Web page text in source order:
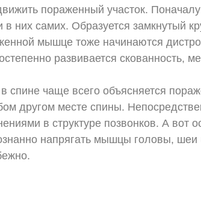
пораженный участок.
в них самих. Образуется замкнутый
мышце тоже начинаются
развивается скованность,
спине чаще всего объясняется
другом месте спины.
в структуре позвонков. А вот
напрягать мышцы головы,